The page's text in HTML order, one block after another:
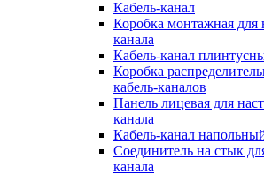
Кабель-канал
Коробка монтажная для
канала
Кабель-канал
Коробка
кабель-каналов
Панель лицевая для
канала
Кабель-канал
Соединитель на стык
канала